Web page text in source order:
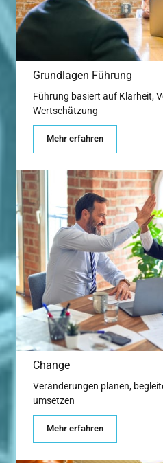
Grundlagen Führung
Führung basiert auf Klarheit,
Wertschätzung
Mehr erfahren
Change
Veränderungen planen,
umsetzen
Mehr erfahren